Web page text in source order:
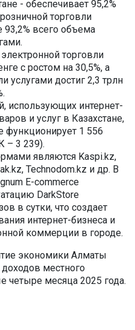
- обеспечивает 95,2%
торговли
93,2% всего объема
торговли
с ростом на 30,5%, а
услугами достиг 2,3 трлн
использующих интернет-
и услуг в Казахстане,
1 556
– 3 239).
являются Kaspi.kz,
Technodom.kz и др. В
E-commerce
DarkStore
в сутки, что создает
интернет-бизнеса и
коммерции в городе.
экономики Алматы
местного
четыре месяца 2025 года.